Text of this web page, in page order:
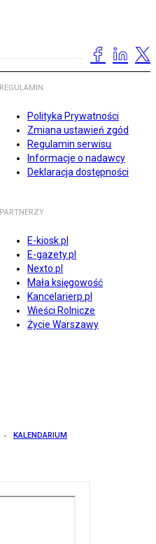
REGULAMIN
Polityka Prywatności
Zmiana ustawień zgód
Regulamin serwisu
Informacje o nadawcy
Deklaracja dostępności
PARTNERZY
E-kiosk.pl
E-gazety.pl
Nexto.pl
Mała księgowość
Kancelarierp.pl
Wieści Rolnicze
Życie Warszawy
KALENDARIUM